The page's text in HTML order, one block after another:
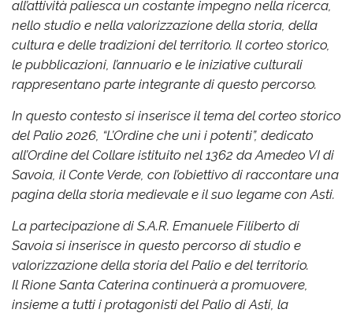
all’attività paliesca un costante impegno nella ricerca,
nello studio e nella valorizzazione della storia, della
cultura e delle tradizioni del territorio. Il corteo storico,
le pubblicazioni, l’annuario e le iniziative culturali
rappresentano parte integrante di questo percorso.
In questo contesto si inserisce il tema del corteo storico
del Palio 2026, “L’Ordine che unì i potenti”, dedicato
all’Ordine del Collare istituito nel 1362 da Amedeo VI di
Savoia, il Conte Verde, con l’obiettivo di raccontare una
pagina della storia medievale e il suo legame con Asti.
La partecipazione di S.A.R. Emanuele Filiberto di
Savoia si inserisce in questo percorso di studio e
valorizzazione della storia del Palio e del territorio.
Il Rione Santa Caterina continuerà a promuovere,
insieme a tutti i protagonisti del Palio di Asti, la